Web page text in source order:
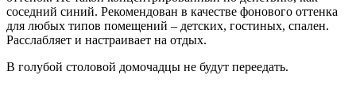
соседний синий. Рекомендован в качестве фонового оттенка
для любых типов помещений – детских, гостиных, спален.
Расслабляет и настраивает на отдых.
В голубой столовой домочадцы не будут переедать.